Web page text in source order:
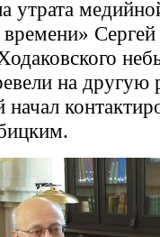
утрата
на другую
начал